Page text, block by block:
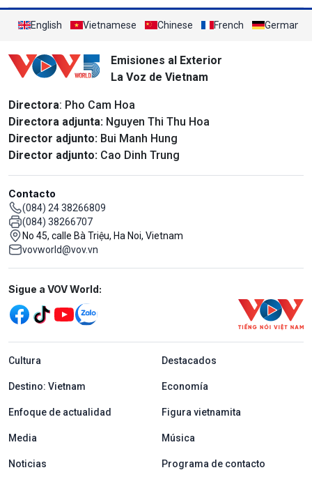
English Vietnamese Chinese French German
Emisiones al Exterior
La Voz de Vietnam
Directora: Pho Cam Hoa
Directora adjunta: Nguyen Thi Thu Hoa
Director adjunto: Bui Manh Hung
Director adjunto: Cao Dinh Trung
Contacto
(084) 24 38266809
(084) 38266707
No 45, calle Bà Triệu, Ha Noi, Vietnam
vovworld@vov.vn
Mạng xã hội
Sigue a VOV World:
menu footer tiếng Tây ban nha
Cultura Destacados
Destino: Vietnam Economía
Enfoque de actualidad Figura vietnamita
Media Música
Noticias Programa de contacto